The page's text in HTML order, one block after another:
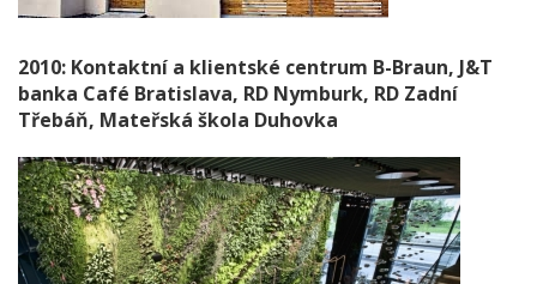
2010: Kontaktní a klientské centrum B-Braun, J&T
banka Café Bratislava, RD Nymburk, RD Zadní
Třebáň, Mateřská škola Duhovka